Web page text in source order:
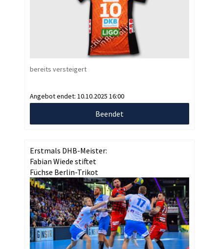
bereits versteigert
Angebot endet: 10.10.2025 16:00
Beendet
Erstmals DHB-Meister:
Fabian Wiede stiftet
Füchse Berlin-Trikot